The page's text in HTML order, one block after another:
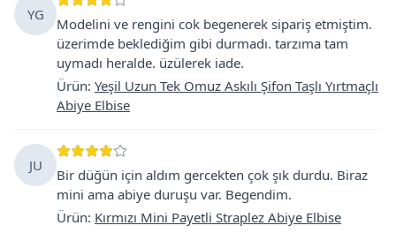
YG
Modelini ve rengini cok begenerek sipariş etmiştim.
üzerimde beklediğim gibi durmadı. tarzıma tam
uymadı heralde. üzülerek iade.
Ürün: Yeşil Uzun Tek Omuz Askılı Şifon Taşlı Yırtmaçlı
Abiye Elbise
JU
Bir düğün için aldım gercekten çok şık durdu. Biraz
mini ama abiye duruşu var. Begendim.
Ürün: Kırmızı Mini Payetli Straplez Abiye Elbise